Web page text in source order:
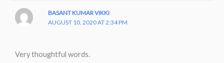
BASANT KUMAR VIKKI
AUGUST 10, 2020 AT 2:34 PM
Very thoughtful words.